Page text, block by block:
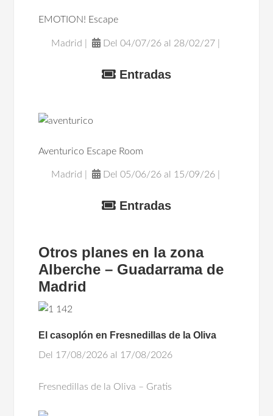
EMOTION! Escape
Madrid | Del 04/07/26 al 28/02/27 |
Entradas
Aventurico Escape Room
Madrid | Del 05/06/26 al 15/09/26 |
Entradas
Otros planes en la zona
Alberche – Guadarrama de
Madrid
El casoplón en Fresnedillas de la Oliva
Del 17/08/2026 al 17/08/2026
Fresnedillas de la Oliva – Gratis